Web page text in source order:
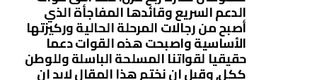
الدعم السريع وقائدها المفاجأة الذي
أصبح من رجالات المرحلة الحالية وركيزتها
الأساسية واصبحت هذه القوات دعما
حقيقيا لقواتنا المسلحة الباسلة وللوطن
ككل, وقبل ان نختم هذا المقال لابد ان